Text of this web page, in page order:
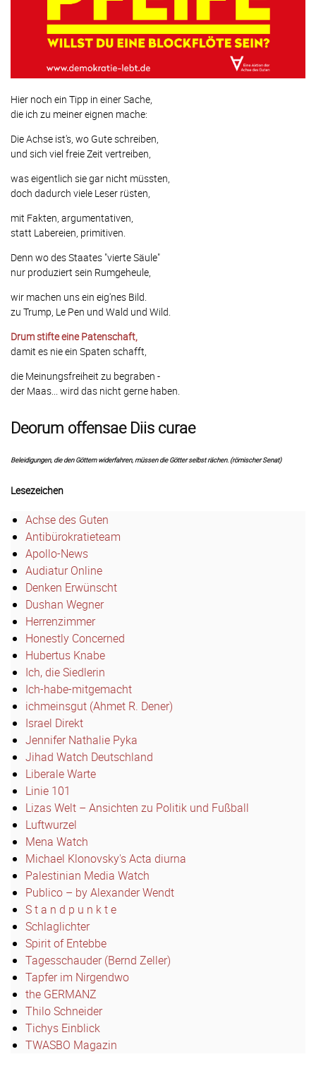
Hier noch ein Tipp in einer Sache,
die ich zu meiner eignen mache:
Die Achse ist's, wo Gute schreiben,
und sich viel freie Zeit vertreiben,
was eigentlich sie gar nicht müssten,
doch dadurch viele Leser rüsten,
mit Fakten, argumentativen,
statt Labereien, primitiven.
Denn wo des Staates "vierte Säule"
nur produziert sein Rumgeheule,
wir machen uns ein eig'nes Bild.
zu Trump, Le Pen und Wald und Wild.
Drum stifte eine Patenschaft,
damit es nie ein Spaten schafft,
die Meinungsfreiheit zu begraben -
der Maas... wird das nicht gerne haben.
Deorum offensae Diis curae
Beleidigungen, die den Göttern widerfahren, müssen die Götter selbst rächen. (römischer Senat)
Lesezeichen
Achse des Guten
Antibürokratieteam
Apollo-News
Audiatur Online
Denken Erwünscht
Dushan Wegner
Herrenzimmer
Honestly Concerned
Hubertus Knabe
Ich, die Siedlerin
Ich-habe-mitgemacht
ichmeinsgut (Ahmet R. Dener)
Israel Direkt
Jennifer Nathalie Pyka
Jihad Watch Deutschland
Liberale Warte
Linie 101
Lizas Welt – Ansichten zu Politik und Fußball
Luftwurzel
Mena Watch
Michael Klonovsky's Acta diurna
Palestinian Media Watch
Publico – by Alexander Wendt
S t a n d p u n k t e
Schlaglichter
Spirit of Entebbe
Tagesschauder (Bernd Zeller)
Tapfer im Nirgendwo
the GERMANZ
Thilo Schneider
Tichys Einblick
TWASBO Magazin